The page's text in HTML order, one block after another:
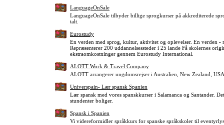
LanguageOnSale
LanguageOnSale tilbyder billige sprogkurser på akkrediterede
talt.
Eurostudy
En verden med sprog, kultur, aktivitet og oplevelser. En verden
Repræsenterer 200 uddannelsessteder i 25 lande Få skolernes
ekstraomkostninger gennem Eurostudy International.
ALOTT Work & Travel Company
ALOTT arrangerer ungdomsrejser i Australien, New Zealand,
Universpain- Lær spansk Spanien
Lær spansk med vores spanskkurser i Salamanca og Santander.
stundenter boliger.
Spansk i Spanien
Vi videreformidler språkkurs for spanske språkskoler til